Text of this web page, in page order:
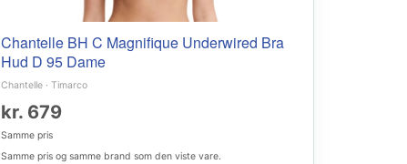
Chantelle BH C Magnifique Underwired Bra
Hud D 95 Dame
Chantelle · Timarco
kr. 679
Samme pris
Samme pris og samme brand som den viste vare.